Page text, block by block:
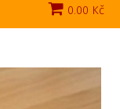
0.00 Kč